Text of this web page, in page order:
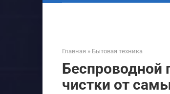
Главная » Бытовая техника
Беспроводной
чистки от